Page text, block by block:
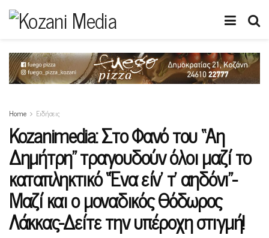
Home Ειδήσεις
Kozanimedia: Στο Φανό του “Αη
Δημήτρη” τραγουδούν όλοι μαζί το
καταπληκτικό “Ένα είν’ τ’ αηδόνι”-
Μαζί και ο μοναδικός Θόδωρος
Λάκκας-Δείτε την υπέροχη στιγμή!